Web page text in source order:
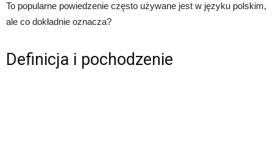
To popularne powiedzenie często używane jest w języku polskim,
ale co dokładnie oznacza?
Definicja i pochodzenie